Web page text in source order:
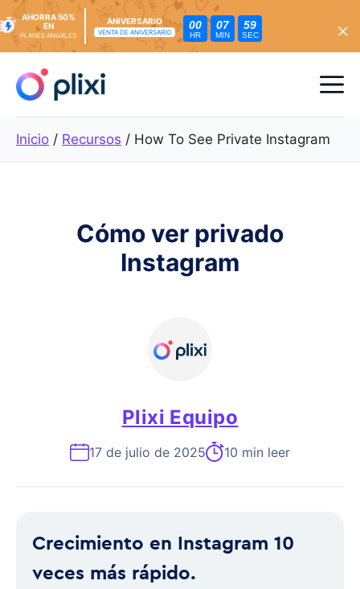
contenido
AHORRA 50%
EN
PLANES ANUALES
ANIVERSARIO
VENTA DE ANIVERSARIO
00
HR
07
MIN
58
SEC
Inicio / Recursos / How To See Private Instagram
Cómo ver privado
Instagram
Plixi Equipo
17 de julio de 2025 10 min leer
Crecimiento en Instagram 10
veces más rápido.